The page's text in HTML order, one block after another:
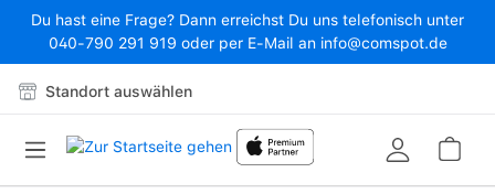
Zum Hauptinhalt springen
Du hast eine Frage? Dann erreichst Du uns telefonisch unter
040-790 291 919 oder per E-Mail an info@comspot.de
Standort auswählen